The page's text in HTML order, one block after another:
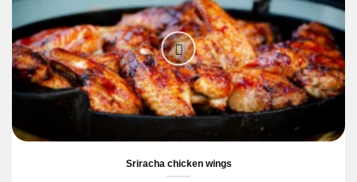
Sriracha chicken wings